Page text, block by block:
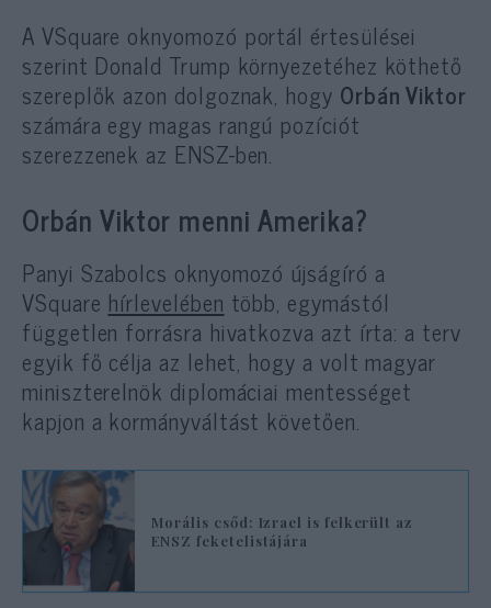
A VSquare oknyomozó portál értesülései
szerint Donald Trump környezetéhez köthető
szereplők azon dolgoznak, hogy Orbán Viktor
számára egy magas rangú pozíciót
szerezzenek az ENSZ-ben.
Orbán Viktor menni Amerika?
Panyi Szabolcs oknyomozó újságíró a
VSquare hírlevelében több, egymástól
független forrásra hivatkozva azt írta: a terv
egyik fő célja az lehet, hogy a volt magyar
miniszterelnök diplomáciai mentességet
kapjon a kormányváltást követően.
Morális csőd: Izrael is felkerült az
ENSZ feketelistájára